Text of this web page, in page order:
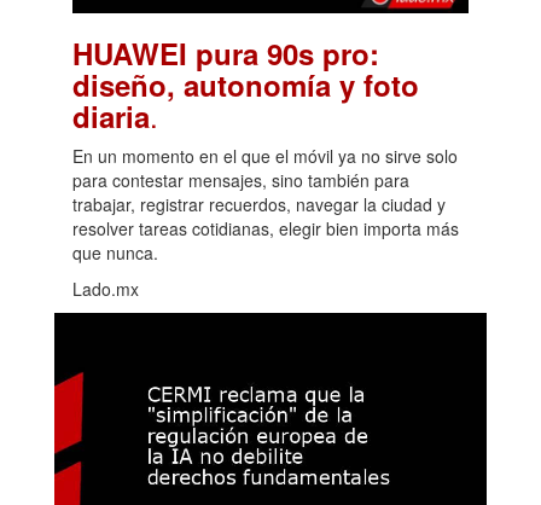
HUAWEI pura 90s pro:
diseño, autonomía y foto
diaria.
En un momento en el que el móvil ya no sirve solo
para contestar mensajes, sino también para
trabajar, registrar recuerdos, navegar la ciudad y
resolver tareas cotidianas, elegir bien importa más
que nunca.
Lado.mx